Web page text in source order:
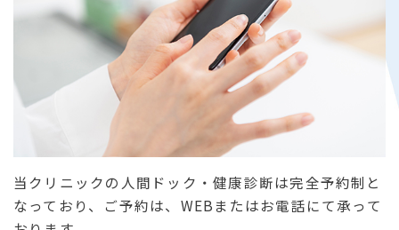
当クリニックの人間ドック・健康診断は完全予約制と
なっており、ご予約は、WEBまたはお電話にて承って